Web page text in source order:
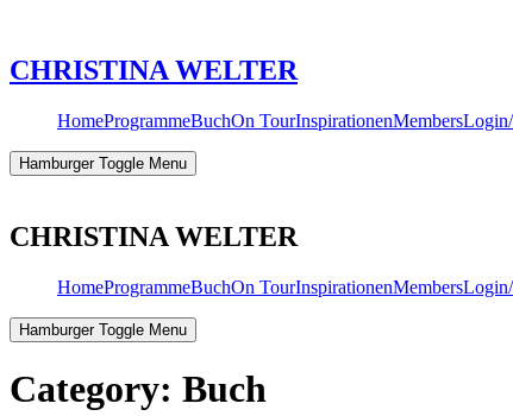
content
CHRISTINA WELTER
HomeProgrammeBuchOn TourInspirationenMembers
Hamburger Toggle Menu
CHRISTINA WELTER
HomeProgrammeBuchOn TourInspirationenMembers
Hamburger Toggle Menu
Category: Buch